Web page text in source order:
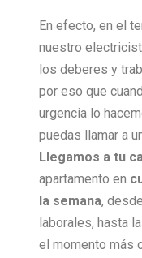
En efecto, en el
nuestro
los deberes y
por eso que
urgencia lo
puedas llamar a
Llegamos a tu
apartamento en
la semana,
laborales, hasta
el momento más